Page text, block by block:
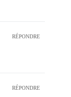
RÉPONDRE
RÉPONDRE